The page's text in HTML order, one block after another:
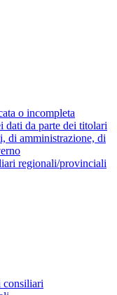
o incompleta
dati da parte dei titolari
di amministrazione, di
regionali/provinciali
consiliari